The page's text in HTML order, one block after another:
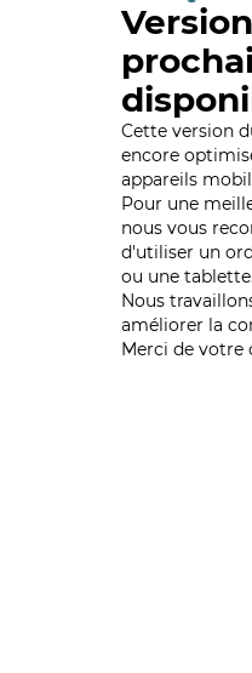
Cette version
encore
appareils
Pour une
nous vous
d'utiliser un
ou une
Nous
améliorer la
Merci de votre